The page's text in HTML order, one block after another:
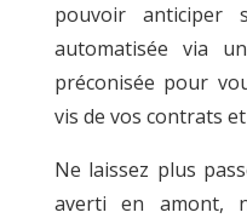
pouvoir anticiper
automatisée via
préconisée pour
vis de vos contrats
Ne laissez plus
averti en amont,